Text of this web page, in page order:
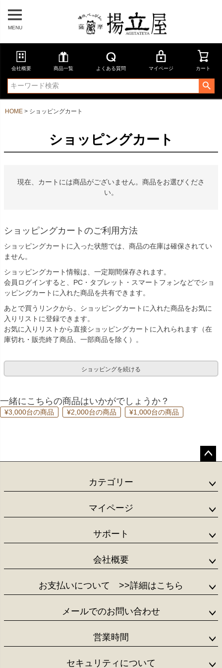
MENU
会社概要 商品一覧 よくある質問 マイページ カート
HOME ショッピングカート
ショッピングカート
現在、カートには商品がございません。商品をお選びくださ
い。
ショッピングカートのご利用方法
ショッピングカートに入った状態では、商品の在庫は確保されてい
ません。
ショッピングカート情報は、一定期間保存されます。
会員ログインすると、PC・タブレット・スマートフォンなどでショ
ッピングカートに入れた商品を共有できます。
あとで買うリンクから、ショッピングカートに入れた商品をお気に
入りリストに登録できます。
お気に入りリストから直接ショッピングカートに入れられます（在
庫切れ・販売終了商品、一部商品を除く）。
ショッピングを続ける
一緒にこちらの商品はいかがでしょうか？
¥3,000台の商品 ¥2,000台の商品 ¥1,000台の商品
ップ
カテゴリー
マイページ
サポート
会社概要
お支払いについて >>詳細はこちら
メールでのお問い合わせ
営業時間
セキュリティについて